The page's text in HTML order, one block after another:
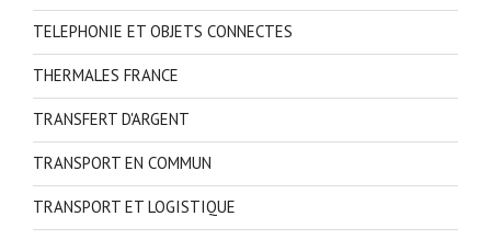
TELEPHONIE ET OBJETS CONNECTES
THERMALES FRANCE
TRANSFERT D'ARGENT
TRANSPORT EN COMMUN
TRANSPORT ET LOGISTIQUE